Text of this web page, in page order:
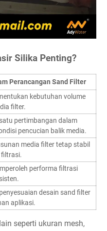
Silika Penting?
Perancangan Sand Filter
kebutuhan volume
filter.
pertimbangan dalam
pencucian balik media.
media filter tetap stabil
filtrasi.
performa filtrasi
desain sand filter
aplikasi.
seperti ukuran mesh,